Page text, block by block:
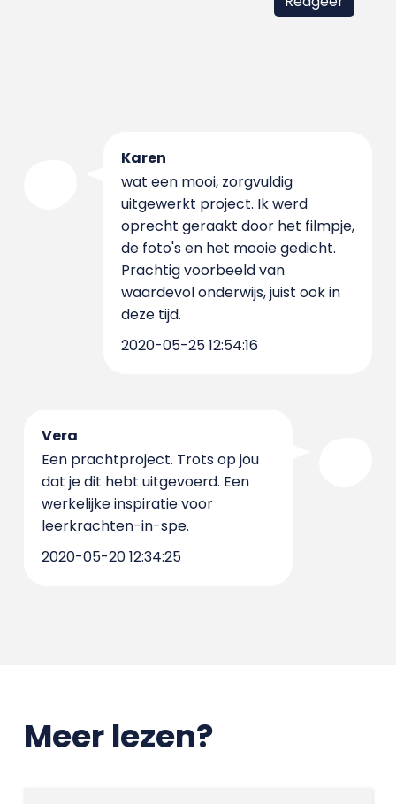
Karen
wat een mooi, zorgvuldig
uitgewerkt project. Ik werd
oprecht geraakt door het filmpje,
de foto's en het mooie gedicht.
Prachtig voorbeeld van
waardevol onderwijs, juist ook in
deze tijd.
2020-05-25 12:54:16
Vera
Een prachtproject. Trots op jou
dat je dit hebt uitgevoerd. Een
werkelijke inspiratie voor
leerkrachten-in-spe.
2020-05-20 12:34:25
Meer lezen?